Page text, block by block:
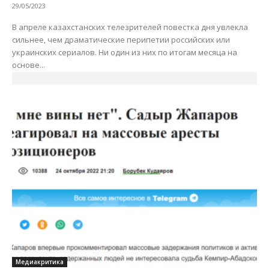
29/05/2023
В апреле казахстанских телезрителей повестка дня увлекла
сильнее, чем драматические перипетии российских или
украинских сериалов. Ни один из них по итогам месяца на
основе...
Медиакритика